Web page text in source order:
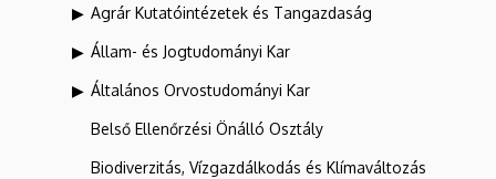
Agrár Kutatóintézetek és Tangazdaság
Állam- és Jogtudományi Kar
Általános Orvostudományi Kar
Belső Ellenőrzési Önálló Osztály
Biodiverzitás, Vízgazdálkodás és Klímaváltozás